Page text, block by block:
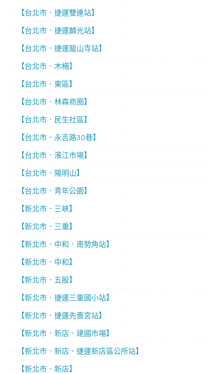
【台北市．捷運雙連站】
【台北市．捷運麟光站】
【台北市．捷運龍山寺站】
【台北市．木柵】
【台北市．東區】
【台北市．林森商圈】
【台北市．民生社區】
【台北市．永吉路30巷】
【台北市．濱江市場】
【台北市．陽明山】
【台北市．青年公園】
【新北市．三峽】
【新北市．三重】
【新北市．中和．南勢角站】
【新北市．中和】
【新北市．五股】
【新北市．捷運三重國小站】
【新北市．捷運先嗇宮站】
【新北市．新店．建國市場】
【新北市．新店．捷運新店區公所站】
【新北市．新店】